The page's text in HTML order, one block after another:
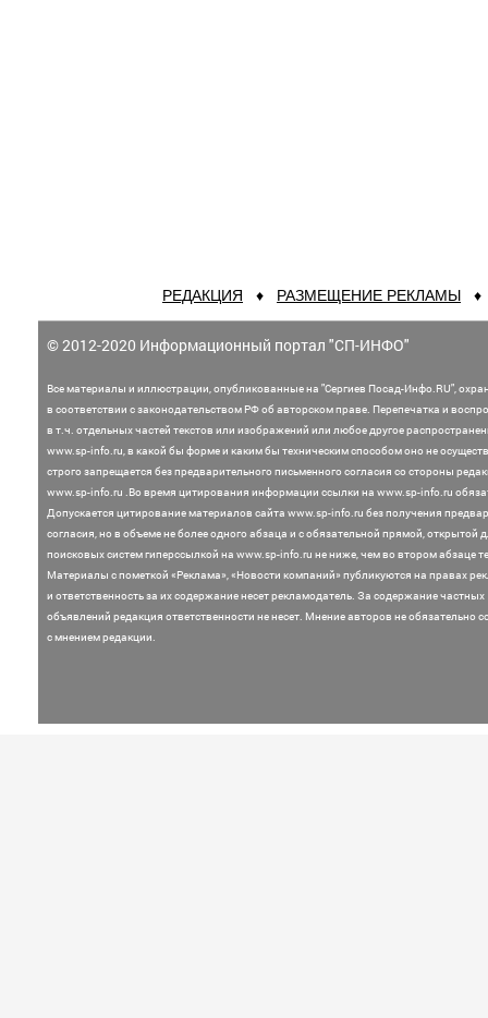
РЕДАКЦИЯ ♦ РАЗМЕЩЕНИЕ РЕКЛАМЫ
© 2012-2020 Информационный портал "СП-ИНФО"
Все материалы и иллюстрации,опубликованные на "Сергиев Посад-Инфо.RU",
в соответствии с законодательством РФ об авторском праве. Перепечатка и
в т.ч. отдельных частей текстов или изображений или любое другое
www.sp-info.ru, в какой бы форме и каким бы техническим способом оно не
строго запрещается без предварительного письменного согласия со стороны
www.sp-info.ru .Во время цитирования информации ссылки на www.sp-info.ru
Допускается цитирование материалов сайта www.sp-info.ru без получения
согласия, но в объеме не более одного абзаца и с обязательной прямой, открытой
поисковых систем гиперссылкой на www.sp-info.ru не ниже, чем во втором абзаце
Материалы с пометкой «Реклама», «Новости компаний» публикуются на правах
и ответственность за их содержание несет рекламодатель. За содержание частных
объявлений редакция ответственности не несет. Мнениеавторов не обязательно
с мнением редакции.